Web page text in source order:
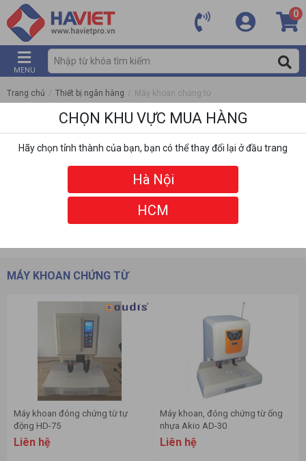
0
MENU
Trang chủ / Thiết bị ngân hàng / Máy khoan chứng từ
MÁY KHOAN CHỨNG TỪ
Máy khoan đóng chứng từ tự
động HD-75
Liên hệ
Máy khoan, đóng chứng từ ống
nhựa Akio AD-30
Liên hệ
CHỌN KHU VỰC MUA HÀNG
Hãy chọn tỉnh thành của bạn, bạn có thể thay đổi lại ở đầu trang
Hà Nội
HCM